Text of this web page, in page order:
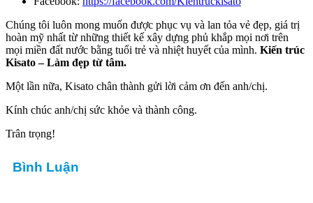
Chúng tôi luôn mong muốn được phục vụ và lan tỏa vẻ đẹp, giá trị
hoàn mỹ nhất từ những thiết kế xây dựng phủ khắp mọi nơi trên
mọi miền đất nước bằng tuổi trẻ và nhiệt huyết của mình. Kiến trúc
Kisato – Làm đẹp từ tâm.
Một lần nữa, Kisato chân thành gửi lời cảm ơn đến anh/chị.
Kính chúc anh/chị sức khỏe và thành công.
Trân trọng!
Bình Luận